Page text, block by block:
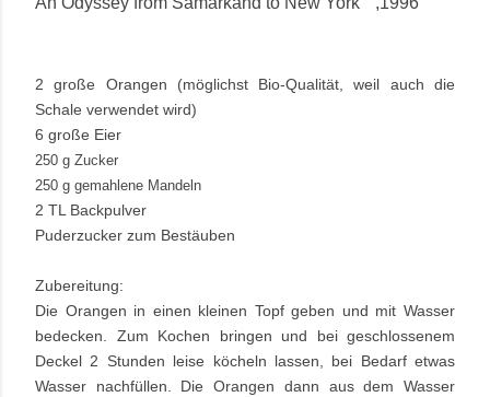
2 große Orangen (möglichst Bio-Qualität, weil auch die
Schale verwendet wird)
6 große Eier
250 g Zucker
250 g gemahlene Mandeln
2 TL Backpulver
Puderzucker zum Bestäuben
Zubereitung:
Die Orangen in einen kleinen Topf geben und mit Wasser
bedecken. Zum Kochen bringen und bei geschlossenem
Deckel 2 Stunden leise köcheln lassen, bei Bedarf etwas
Wasser nachfüllen. Die Orangen dann aus dem Wasser